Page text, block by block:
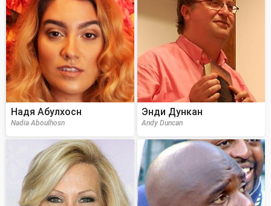
Надя Абулхосн
Nadia Aboulhosn
Энди Дункан
Andy Duncan